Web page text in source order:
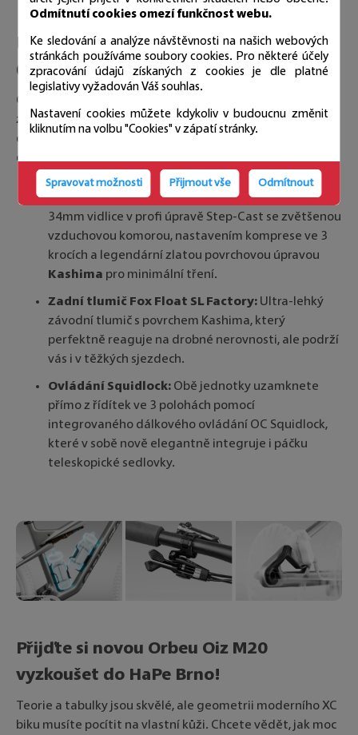
Odmítnutí cookies omezí funkčnost webu.
Ke sledování a analýze návštěvnosti na našich webových
stránkách používáme soubory cookies. Pro některé účely
zpracování údajů získaných z cookies je dle platné
legislativy vyžadován Váš souhlas.
Nastavení cookies můžete kdykoliv v budoucnu změnit
kliknutím na volbu "Cookies" v zápatí stránky.
Spravovat možnosti Přijmout vše Odmítnout
Dokonalé odpružení Fox Float Factory
(120 / 120 mm)
Oiz 2027 nespoléhá na žádné kompromisy a je od
základu navržen pro zdvihy 120 mm vpředu i vzadu. O
dokonalé žehlení terénu se stará nejvyšší řada odpružení
od Foxu:
Přední vidlice Fox 34 Float SC Factory:Nejlehčí
34mm vidlice v profi úpravě Step-Cast se zvětšenou
vzduchovou komorou, nastavením komprese ve 3
krocích a legendární zlatou povrchovou úpravou
Kashima pro minimální tření.
Zadní tlumič Fox Float SL Factory: Ultra-lehký
závodní tlumič s povrchem Kashima, který
perfektně reaguje na drobné nerovnosti, ale podrží
vás i v těžkých sjezdech.
Ovládání Squidlock: Obě jednotky uzamknete
přímo z řídítek ve 3 polohách pomocí
integrovaného dálkového ovládání OC Squidlock,
které v sobě nově elegantně integruje i páčku
teleskopické sedlovky.
Přijďte si novou Orbeu Oiz M20
vyzkoušet do HaPe Brno!
Teorie a tabulky jsou skvělé, ale geometrii moderního XC
biku musíte pocítit na vlastní kůži. Chcete vědět, jak moc